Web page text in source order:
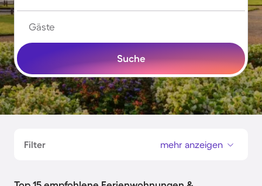
Gäste
Suche
Filter mehr anzeigen